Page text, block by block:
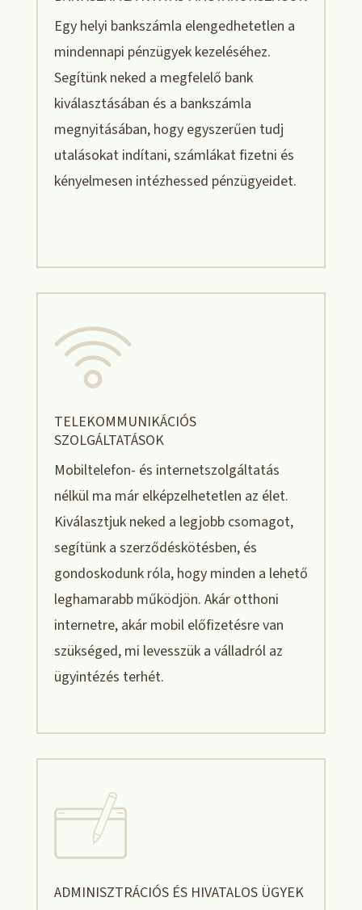
Egy helyi bankszámla elengedhetetlen a
mindennapi pénzügyek kezeléséhez.
Segítünk neked a megfelelő bank
kiválasztásában és a bankszámla
megnyitásában, hogy egyszerűen tudj
utalásokat indítani, számlákat fizetni és
kényelmesen intézhessed pénzügyeidet.
TELEKOMMUNIKÁCIÓS
SZOLGÁLTATÁSOK
Mobiltelefon- és internetszolgáltatás
nélkül ma már elképzelhetetlen az élet.
Kiválasztjuk neked a legjobb csomagot,
segítünk a szerződéskötésben, és
gondoskodunk róla, hogy minden a lehető
leghamarabb működjön. Akár otthoni
internetre, akár mobil előfizetésre van
szükséged, mi levesszük a válladról az
ügyintézés terhét.
ADMINISZTRÁCIÓS ÉS HIVATALOS ÜGYEK